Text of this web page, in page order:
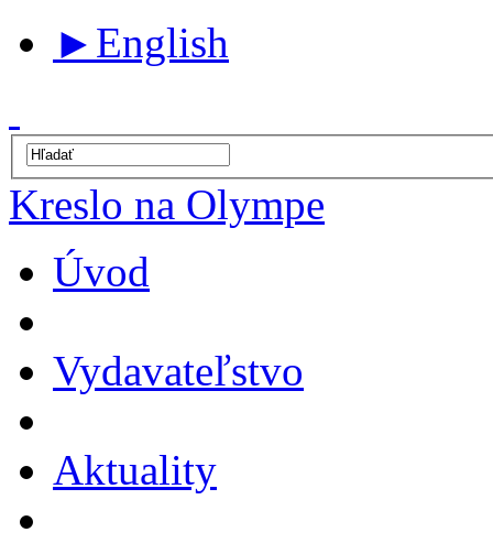
► English
Kreslo na Olympe
Úvod
Vydavateľstvo
Aktuality